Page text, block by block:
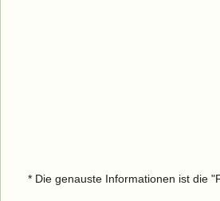
* Die genauste Informationen ist die